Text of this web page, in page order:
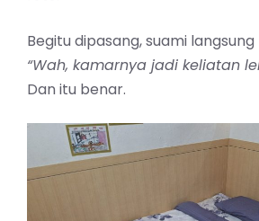
Begitu dipasang, suami
“Wah, kamarnya jadi keliatan
Dan itu benar.